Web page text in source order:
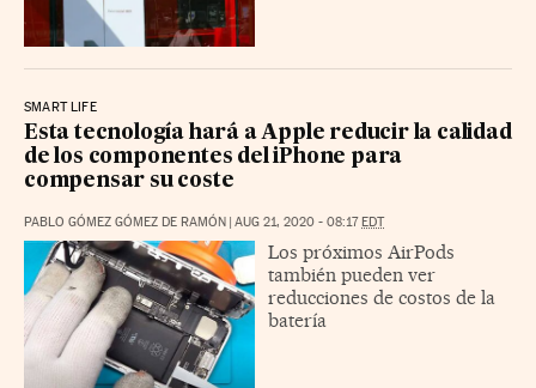
SMART LIFE
Esta tecnología hará a Apple reducir la calidad
de los componentes del iPhone para
compensar su coste
PABLO GÓMEZ GÓMEZ DE RAMÓN AUG 21, 2020 - 08:17 EDT
Los próximos AirPods
también pueden ver
reducciones de costos de la
batería